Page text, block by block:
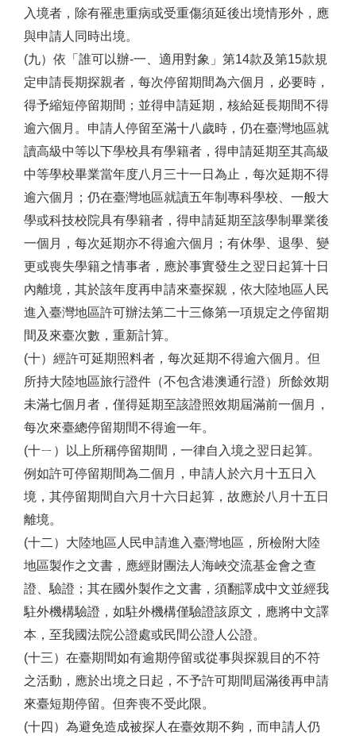
入境者，除有罹患重病或受重傷須延後出境情形外，應
與申請人同時出境。
(九）依「誰可以辦-一、適用對象」第14款及第15款規
定申請長期探親者，每次停留期間為六個月，必要時，
得予縮短停留期間；並得申請延期，核給延長期間不得
逾六個月。申請人停留至滿十八歲時，仍在臺灣地區就
讀高級中等以下學校具有學籍者，得申請延期至其高級
中等學校畢業當年度八月三十一日為止，每次延期不得
逾六個月；仍在臺灣地區就讀五年制專科學校、一般大
學或科技校院具有學籍者，得申請延期至該學制畢業後
一個月，每次延期亦不得逾六個月；有休學、退學、變
更或喪失學籍之情事者，應於事實發生之翌日起算十日
內離境，其於該年度再申請來臺探親，依大陸地區人民
進入臺灣地區許可辦法第二十三條第一項規定之停留期
間及來臺次數，重新計算。
(十）經許可延期照料者，每次延期不得逾六個月。但
所持大陸地區旅行證件（不包含港澳通行證）所餘效期
未滿七個月者，僅得延期至該證照效期屆滿前一個月，
每次來臺總停留期間不得逾一年。
(十ㄧ）以上所稱停留期間，一律自入境之翌日起算。
例如許可停留期間為二個月，申請人於六月十五日入
境，其停留期間自六月十六日起算，故應於八月十五日
離境。
(十二）大陸地區人民申請進入臺灣地區，所檢附大陸
地區製作之文書，應經財團法人海峽交流基金會之查
證、驗證；其在國外製作之文書，須翻譯成中文並經我
駐外機構驗證，如駐外機構僅驗證該原文，應將中文譯
本，至我國法院公證處或民間公證人公證。
(十三）在臺期間如有逾期停留或從事與探親目的不符
之活動，應於出境之日起，不予許可期間屆滿後再申請
來臺短期停留。但奔喪不受此限。
(十四）為避免造成被探人在臺效期不夠，而申請人仍